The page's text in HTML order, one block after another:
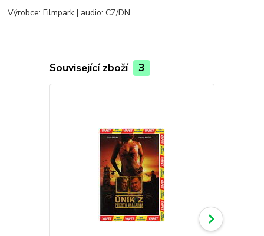
Výrobce: Filmpark | audio: CZ/DN
Související zboží 3